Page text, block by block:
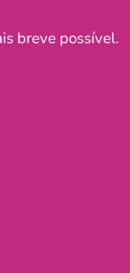
breve possível.